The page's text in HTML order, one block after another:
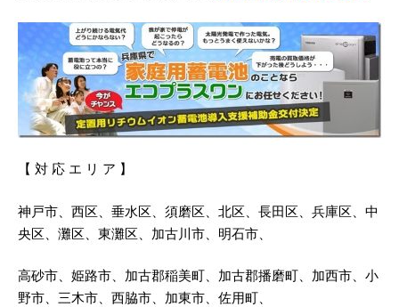
【 対 応 エ リ ア 】
神戸市、西区、垂水区、須磨区、北区、長田区、兵庫区、中
央区、灘区、東灘区、加古川市、明石市、
高砂市、姫路市、加古郡稲美町、加古郡播磨町、加西市、小
野市、三木市、西脇市、加東市、佐用町、